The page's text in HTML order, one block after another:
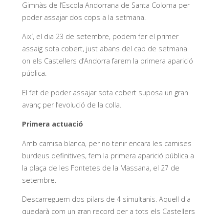
Gimnàs de l’Escola Andorrana de Santa Coloma per
poder assajar dos cops a la setmana.
Així, el dia 23 de setembre, podem fer el primer
assaig sota cobert, just abans del cap de setmana
on els Castellers d’Andorra farem la primera aparició
pública.
El fet de poder assajar sota cobert suposa un gran
avanç per l’evolució de la colla.
Primera actuació
Amb camisa blanca, per no tenir encara les camises
burdeus definitives, fem la primera aparició pública a
la plaça de les Fontetes de la Massana, el 27 de
setembre.
Descarreguem dos pilars de 4 simultanis. Aquell dia
quedarà com un gran record per a tots els Castellers